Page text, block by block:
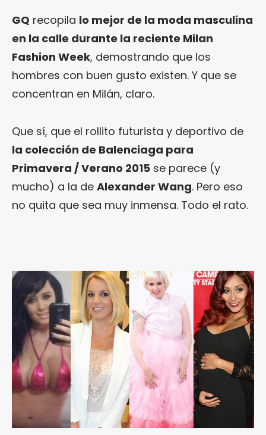
GQ recopila lo mejor de la moda masculina
en la calle durante la reciente Milan
Fashion Week, demostrando que los
hombres con buen gusto existen. Y que se
concentran en Milán, claro.
Que sí, que el rollito futurista y deportivo de
la colección de Balenciaga para
Primavera / Verano 2015 se parece (y
mucho) a la de Alexander Wang. Pero eso
no quita que sea muy inmensa. Todo el rato.